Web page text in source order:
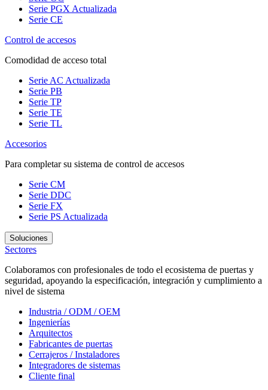
Serie PGX Actualizada
Serie CE
Control de accesos
Comodidad de acceso total
Serie AC Actualizada
Serie PB
Serie TP
Serie TE
Serie TL
Accesorios
Para completar su sistema de control de accesos
Serie CM
Serie DDC
Serie FX
Serie PS Actualizada
Soluciones
Sectores
Colaboramos con profesionales de todo el ecosistema de puertas y
seguridad, apoyando la especificación, integración y cumplimiento a
nivel de sistema
Industria / ODM / OEM
Ingenierías
Arquitectos
Fabricantes de puertas
Cerrajeros / Instaladores
Integradores de sistemas
Cliente final